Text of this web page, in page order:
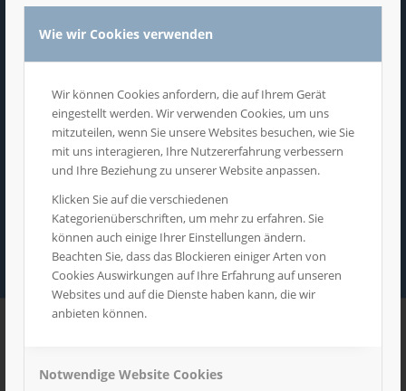
Wie wir Cookies verwenden
Wir können Cookies anfordern, die auf Ihrem Gerät
eingestellt werden. Wir verwenden Cookies, um uns
mitzuteilen, wenn Sie unsere Websites besuchen, wie Sie
mit uns interagieren, Ihre Nutzererfahrung verbessern
und Ihre Beziehung zu unserer Website anpassen.
Klicken Sie auf die verschiedenen
Kategorienüberschriften, um mehr zu erfahren. Sie
können auch einige Ihrer Einstellungen ändern.
Beachten Sie, dass das Blockieren einiger Arten von
Cookies Auswirkungen auf Ihre Erfahrung auf unseren
Websites und auf die Dienste haben kann, die wir
anbieten können.
Notwendige Website Cookies
Zusammenarbeit mit Schulen
interessiert sind. Werbeplanen in
preisgünstiger als Werbespots im
Fernsehen oder in Zeitschriften, was sie
zu einer lohnenswerten Investition für
kleinere Unternehmen und
Organisationen macht.